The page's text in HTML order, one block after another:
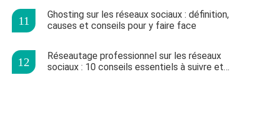
Ghosting sur les réseaux sociaux : définition,
causes et conseils pour y faire face
Réseautage professionnel sur les réseaux
sociaux : 10 conseils essentiels à suivre et